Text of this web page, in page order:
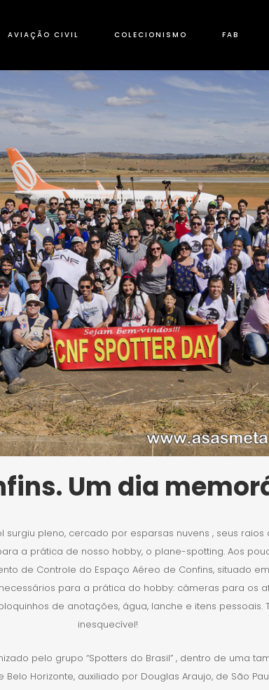
AVIAÇÃO CIVIL COLECIONISMO FAB
Um dia
surgiu pleno, cercado por esparsas nuvens , seus
a prática de nosso hobby, o plane-spotting. Aos
de Controle do Espaço Aéreo de Confins, situado
para a prática do hobby: câmeras para os
de anotações, água, lanche e itens pessoais.
inesquecível!
pelo grupo “Spotters do Brasil” , dentro de uma
Horizonte, auxiliado por Douglas Araujo, de São